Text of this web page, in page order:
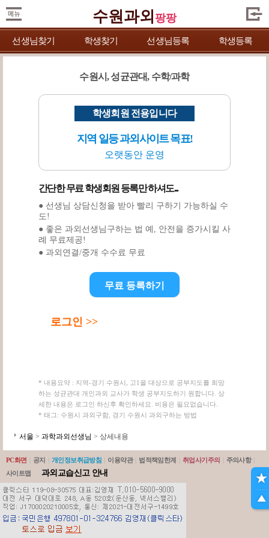
수원과외 팡팡
선생님찾기 학생찾기 선생님등록 학생등록
수원시, 성균관대, 수학/과학
학생회원 전용입니다
지역 일등 과외사이트 목표!
오랫동안 운영
간단한 무료 학생회원 등록만 하셔도...
● 선생님 상담신청을 받아 빨리 구하기 가능하실 수
도!
● 좋은 과외선생님구하는 법 예, 안전을 증가시킬 사
례 무료제공!
● 과외연결/중개 수수료 무료
무료 등록하기
로그인 >>
* 내용요약 : 지역-경기 수원시, 고1을 대상으로 공부지도를 희망
하는 성균관대 개인과외 교사가 학생 공부지도하기 원합니다. 상
세한 내용은 로그인 하신후 확인하세요. 비용은 필요없습니다.
* 태그: 수원시 과외구함, 경기 수원시 과외구하는 방법
서울 > 과학과외선생님 > 상세내용
PC화면 공지 개인정보취급방침 이용약관 법적책임한계 취업사기주의 주의사항
사이트맵
과외교습신고 안내